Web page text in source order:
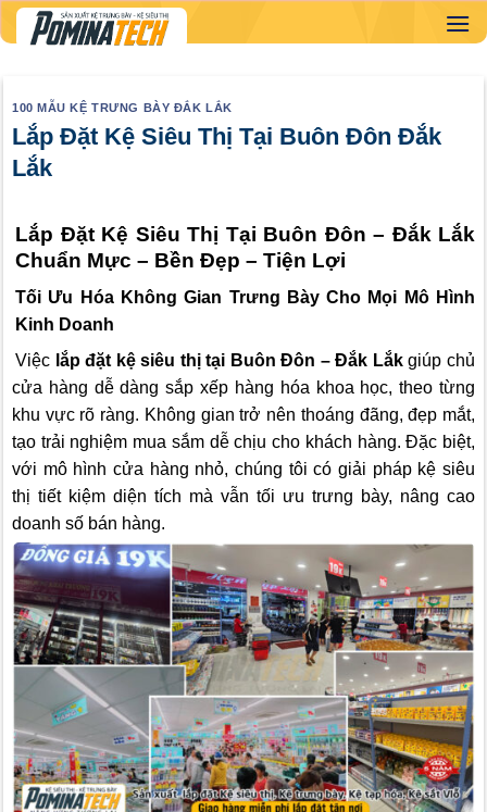
Skip
to
100 MẪU KỆ TRƯNG BÀY ĐẮK LẮK
Lắp Đặt Kệ Siêu Thị Tại Buôn Đôn Đắk
Lắk
Lắp Đặt Kệ Siêu Thị Tại Buôn Đôn – Đắk Lắk
Chuẩn Mực – Bền Đẹp – Tiện Lợi
Tối Ưu Hóa Không Gian Trưng Bày Cho Mọi Mô Hình
Kinh Doanh
Việc lắp đặt kệ siêu thị tại Buôn Đôn – Đắk Lắkgiúp chủ
cửa hàng dễ dàng sắp xếp hàng hóa khoa học, theo từng
khu vực rõ ràng. Không gian trở nên thoáng đãng, đẹp mắt,
tạo trải nghiệm mua sắm dễ chịu cho khách hàng. Đặc biệt,
với mô hình cửa hàng nhỏ, chúng tôi có giải pháp kệ siêu
thị tiết kiệm diện tích mà vẫn tối ưu trưng bày, nâng cao
doanh số bán hàng.